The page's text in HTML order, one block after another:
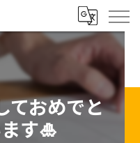
ておめでと
す🎍